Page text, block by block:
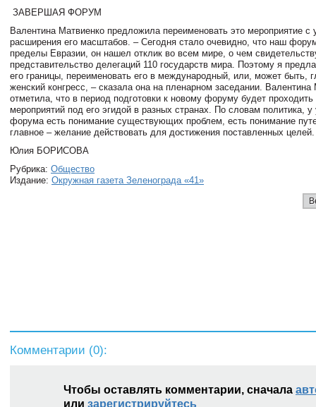
ЗАВЕРШАЯ ФОРУМ
Валентина Матвиенко предложила переименовать это мероприятие с
расширения его масштабов. – Сегодня стало очевидно, что наш
пределы Евразии, он нашел отклик во всем мире, о чем
представительство делегаций 110 государств мира. Поэтому я
его границы, переименовать его в международный, или, может быть,
женский конгресс, – сказала она на пленарном заседании. Валентина
отметила, что в период подготовки к новому форуму будет проходить
мероприятий под его эгидой в разных странах. По словам политика, у
форума есть понимание существующих проблем, есть понимание
главное – желание действовать для достижения поставленных целей.
Юлия БОРИСОВА
Рубрика: Общество
Издание: Окружная газета Зеленограда «41»
Комментарии (0):
Чтобы оставлять комментарии, сначала
или зарегистрируйтесь